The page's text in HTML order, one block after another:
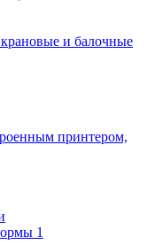
и балочные
принтером,
1